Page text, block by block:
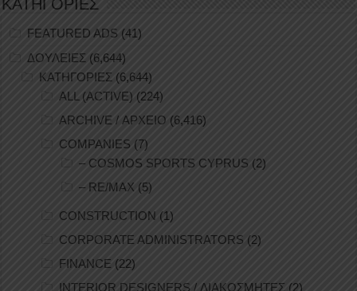
ΚΑΤΗΓΟΡΙΕΣ
FEATURED ADS (41)
ΔΟΥΛΕΙΕΣ (6,644)
ΚΑΤΗΓΟΡΙΕΣ (6,644)
ALL (ACTIVE) (224)
ARCHIVE / ΑΡΧΕΙΟ (6,416)
COMPANIES (7)
– COSMOS SPORTS CYPRUS (2)
– RE/MAX (5)
CONSTRUCTION (1)
CORPORATE ADMINISTRATORS (2)
FINANCE (22)
INTERIOR DESIGNERS / ΔΙΑΚΟΣΜΗΤΕΣ (2)